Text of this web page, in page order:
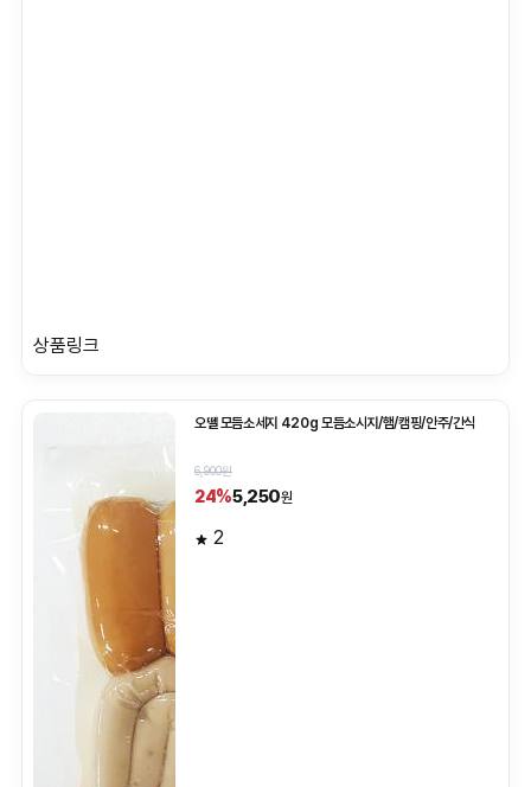
상품링크
오뗄 모듬소세지 420g 모듬소시지/햄/캠핑/안주/간식
6,900원
24%5,250원
2